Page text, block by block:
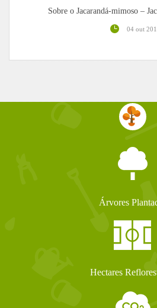
Sobre o Jacarandá-mimoso –
04 out
Árvores
Hectares